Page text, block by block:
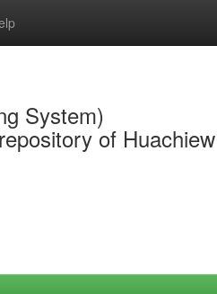
System)
of